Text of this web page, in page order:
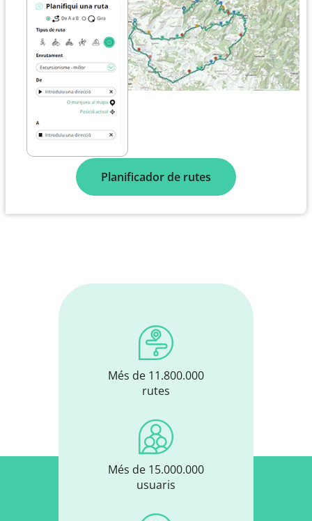
Planificador de rutes
Més de 11.800.000
rutes
Més de 15.000.000
usuaris